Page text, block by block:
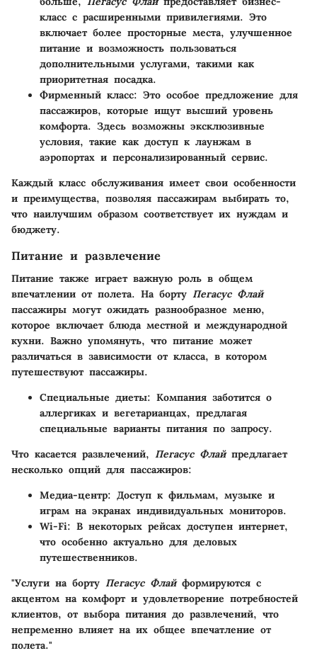
класс с расширенными привилегиями. Это
включает более просторные места, улучшенное
питание и возможность пользоваться
дополнительными услугами, такими как
приоритетная посадка.
Фирменный класс: Это особое предложение для
пассажиров, которые ищут высший уровень
комфорта. Здесь возможны эксклюзивные
условия, такие как доступ к лаунжам в
аэропортах и персонализированный сервис.
Каждый класс обслуживания имеет свои особенности
и преимущества, позволяя пассажирам выбирать то,
что наилучшим образом соответствует их нуждам и
бюджету.
Питание и развлечение
Питание также играет важную роль в общем
впечатлении от полета. На борту Пегасус Флай
пассажиры могут ожидать разнообразное меню,
которое включает блюда местной и международной
кухни. Важно упомянуть, что питание может
различаться в зависимости от класса, в котором
путешествуют пассажиры.
Специальные диеты: Компания заботится о
аллергиках и вегетарианцах, предлагая
специальные варианты питания по запросу.
Что касается развлечений, Пегасус Флайпредлагает
несколько опций для пассажиров:
Медиа-центр: Доступ к фильмам, музыке и
играм на экранах индивидуальных мониторов.
Wi-Fi: В некоторых рейсах доступен интернет,
что особенно актуально для деловых
путешественников.
"Услуги на борту Пегасус Флайформируются с
акцентом на комфорт и удовлетворение потребностей
клиентов, от выбора питания до развлечений, что
непременно влияет на их общее впечатление от
полета."